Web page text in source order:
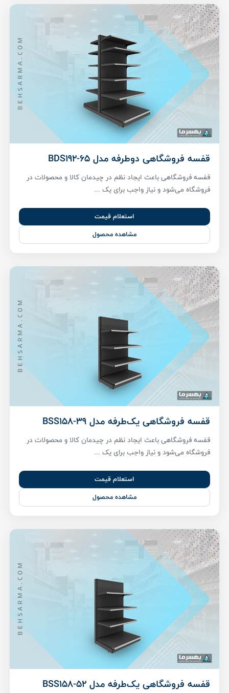
قفسه فروشگاهی دوطرفه مدل BDS192-65
قفسه فروشگاهی باعث ایجاد نظم در چیدمان کالا و محصولات در
فروشگاه می‌شود و نیاز واجب برای یک ...
استعلام قیمت
مشاهده محصول
قفسه فروشگاهی یک‌طرفه مدل BSS158-39
قفسه فروشگاهی باعث ایجاد نظم در چیدمان کالا و محصولات در
فروشگاه می‌شود و نیاز واجب برای یک ...
استعلام قیمت
مشاهده محصول
قفسه فروشگاهی یک‌طرفه مدل BSS158-52